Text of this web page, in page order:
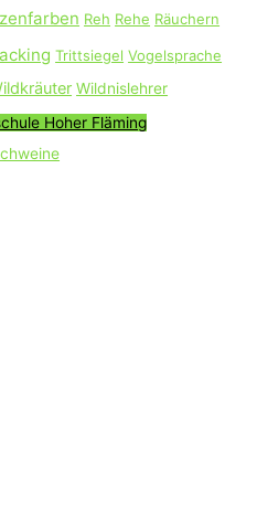
Reh Rehe Räuchern
Trittsiegel Vogelsprache
Wildnislehrer
Hoher Fläming